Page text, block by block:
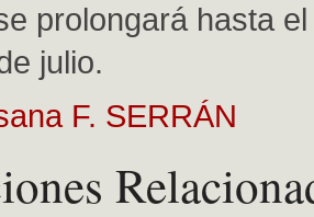
prolongará hasta
julio.
F. SERRÁN